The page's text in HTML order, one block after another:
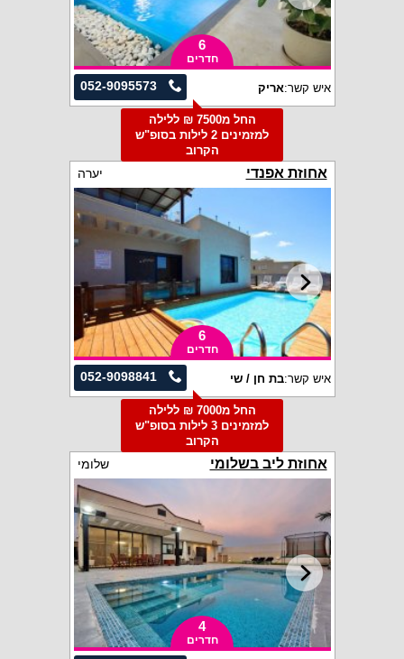
6
חדרים
052-9095573 איש קשר:אריק
החל מ7500 ₪ ללילה
למזמינים 2 לילות בסופ"ש
הקרוב
אחוזת אפנדי יערה
6
חדרים
052-9098841 איש קשר:בת חן / שי
החל מ7000 ₪ ללילה
למזמינים 3 לילות בסופ"ש
הקרוב
אחוזת ליב בשלומי שלומי
4
חדרים